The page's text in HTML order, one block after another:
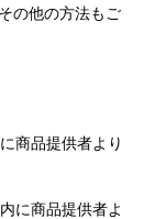
の他の方法もご
商品提供者より
に商品提供者よ